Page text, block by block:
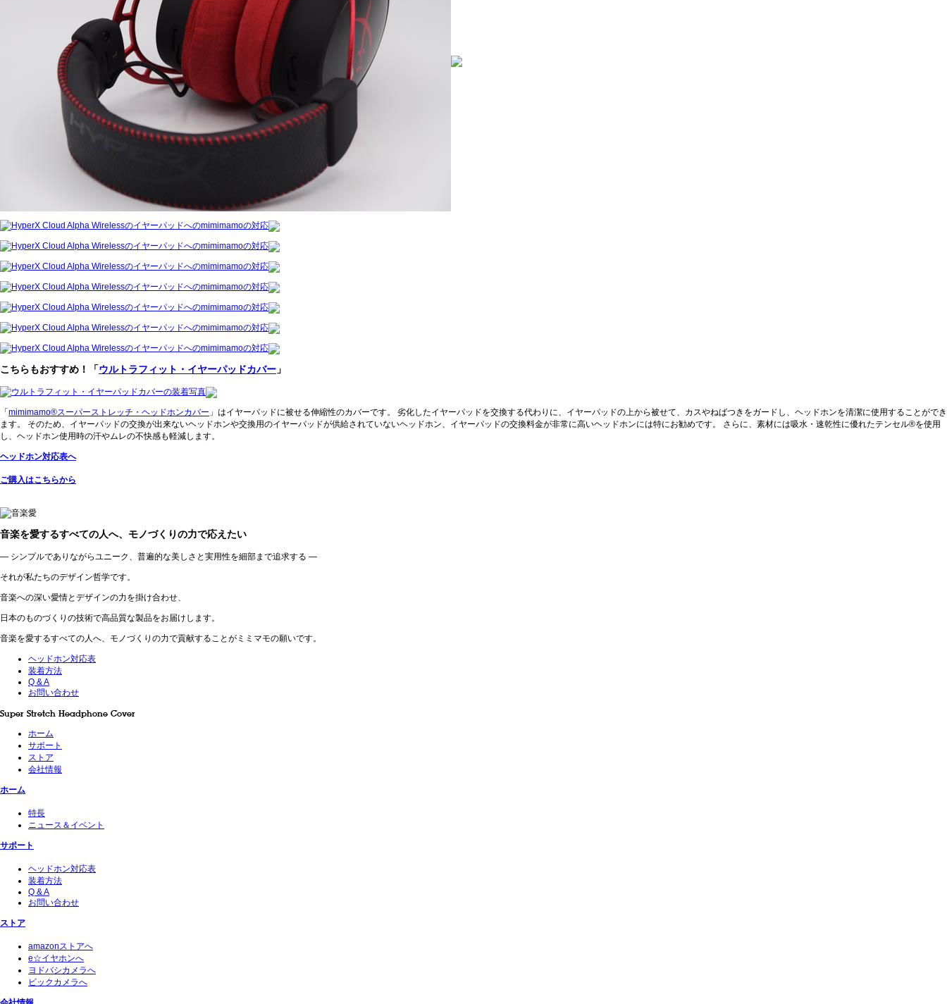
こちらもおすすめ！「ウルトラフィット・イヤーパッドカバー 」
「 mimimamo®スーパーストレッチ・ヘッドホンカバー 」はイヤーパッドに被せる伸縮性のカバーです。 劣化したイヤーパッドを交換する代わりに、イヤーパッドの上から被せて、カスやねばつきをガードし、ヘッドホンを清潔に使用することができ
ます。 そのため、イヤーパッドの交換が出来ないヘッドホンや交換用のイヤーパッドが供給されていないヘッドホン、イヤーパッドの交換料金が非常に高いヘッドホンには特にお勧めです。 さらに、素材には吸水・速乾性に優れたテンセル®を使用
し、ヘッドホン使用時の汗やムレの不快感も軽減します。
ヘッドホン対応表へ
ご購入はこちらから
音楽を愛するすべての人へ、モノづくりの力で応えたい
— シンプルでありながらユニーク、普遍的な美しさと実用性を細部まで追求する —
それが私たちのデザイン哲学です。
音楽への深い愛情とデザインの力を掛け合わせ、
日本のものづくりの技術で高品質な製品をお届けします。
音楽を愛するすべての人へ、モノづくりの力で貢献することがミミマモの願いです。
ヘッドホン対応表
装着方法
Q & A
お問い合わせ
Super Stretch Headphone Cover
ホーム
サポート
ストア
会社情報
ホーム
特長
ニュース＆イベント
サポート
ヘッドホン対応表
装着方法
Q & A
お問い合わせ
ストア
amazonストアへ
e☆イヤホンへ
ヨドバシカメラへ
ビックカメラへ